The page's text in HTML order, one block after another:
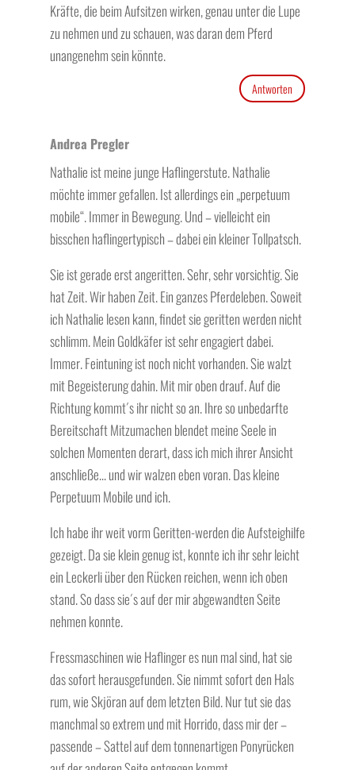
Kräfte, die beim Aufsitzen wirken, genau unter die Lupe
zu nehmen und zu schauen, was daran dem Pferd
unangenehm sein könnte.
Antworten
Andrea Pregler
Nathalie ist meine junge Haflingerstute. Nathalie
möchte immer gefallen. Ist allerdings ein „perpetuum
mobile“. Immer in Bewegung. Und – vielleicht ein
bisschen haflingertypisch – dabei ein kleiner Tollpatsch.
Sie ist gerade erst angeritten. Sehr, sehr vorsichtig. Sie
hat Zeit. Wir haben Zeit. Ein ganzes Pferdeleben. Soweit
ich Nathalie lesen kann, findet sie geritten werden nicht
schlimm. Mein Goldkäfer ist sehr engagiert dabei.
Immer. Feintuning ist noch nicht vorhanden. Sie walzt
mit Begeisterung dahin. Mit mir oben drauf. Auf die
Richtung kommt´s ihr nicht so an. Ihre so unbedarfte
Bereitschaft Mitzumachen blendet meine Seele in
solchen Momenten derart, dass ich mich ihrer Ansicht
anschließe… und wir walzen eben voran. Das kleine
Perpetuum Mobile und ich.
Ich habe ihr weit vorm Geritten-werden die Aufsteighilfe
gezeigt. Da sie klein genug ist, konnte ich ihr sehr leicht
ein Leckerli über den Rücken reichen, wenn ich oben
stand. So dass sie´s auf der mir abgewandten Seite
nehmen konnte.
Fressmaschinen wie Haflinger es nun mal sind, hat sie
das sofort herausgefunden. Sie nimmt sofort den Hals
rum, wie Skjöran auf dem letzten Bild. Nur tut sie das
manchmal so extrem und mit Horrido, dass mir der –
passende – Sattel auf dem tonnenartigen Ponyrücken